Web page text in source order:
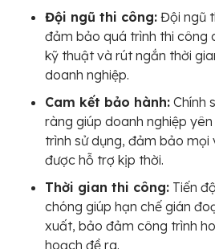
Đội ngũ thi công: Đội ngũ
đảm bảo quá trình thi công
kỹ thuật và rút ngắn thời
doanh nghiệp.
Cam kết bảo hành: Chính
ràng giúp doanh nghiệp
trình sử dụng, đảm bảo mọi
được hỗ trợ kịp thời.
Thời gian thi công: Tiến
chóng giúp hạn chế gián
xuất, bảo đảm công trình
hoạch đề ra.